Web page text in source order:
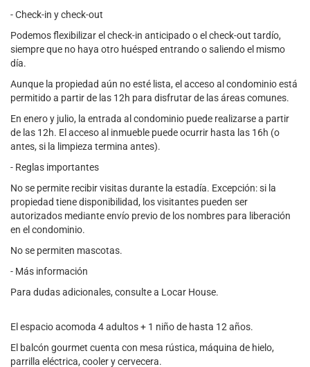
- Check-in y check-out
Podemos flexibilizar el check-in anticipado o el check-out tardío,
siempre que no haya otro huésped entrando o saliendo el mismo
día.
Aunque la propiedad aún no esté lista, el acceso al condominio está
permitido a partir de las 12h para disfrutar de las áreas comunes.
En enero y julio, la entrada al condominio puede realizarse a partir
de las 12h. El acceso al inmueble puede ocurrir hasta las 16h (o
antes, si la limpieza termina antes).
- Reglas importantes
No se permite recibir visitas durante la estadía. Excepción: si la
propiedad tiene disponibilidad, los visitantes pueden ser
autorizados mediante envío previo de los nombres para liberación
en el condominio.
No se permiten mascotas.
- Más información
Para dudas adicionales, consulte a Locar House.
El espacio acomoda 4 adultos + 1 niño de hasta 12 años.
El balcón gourmet cuenta con mesa rústica, máquina de hielo,
parrilla eléctrica, cooler y cervecera.